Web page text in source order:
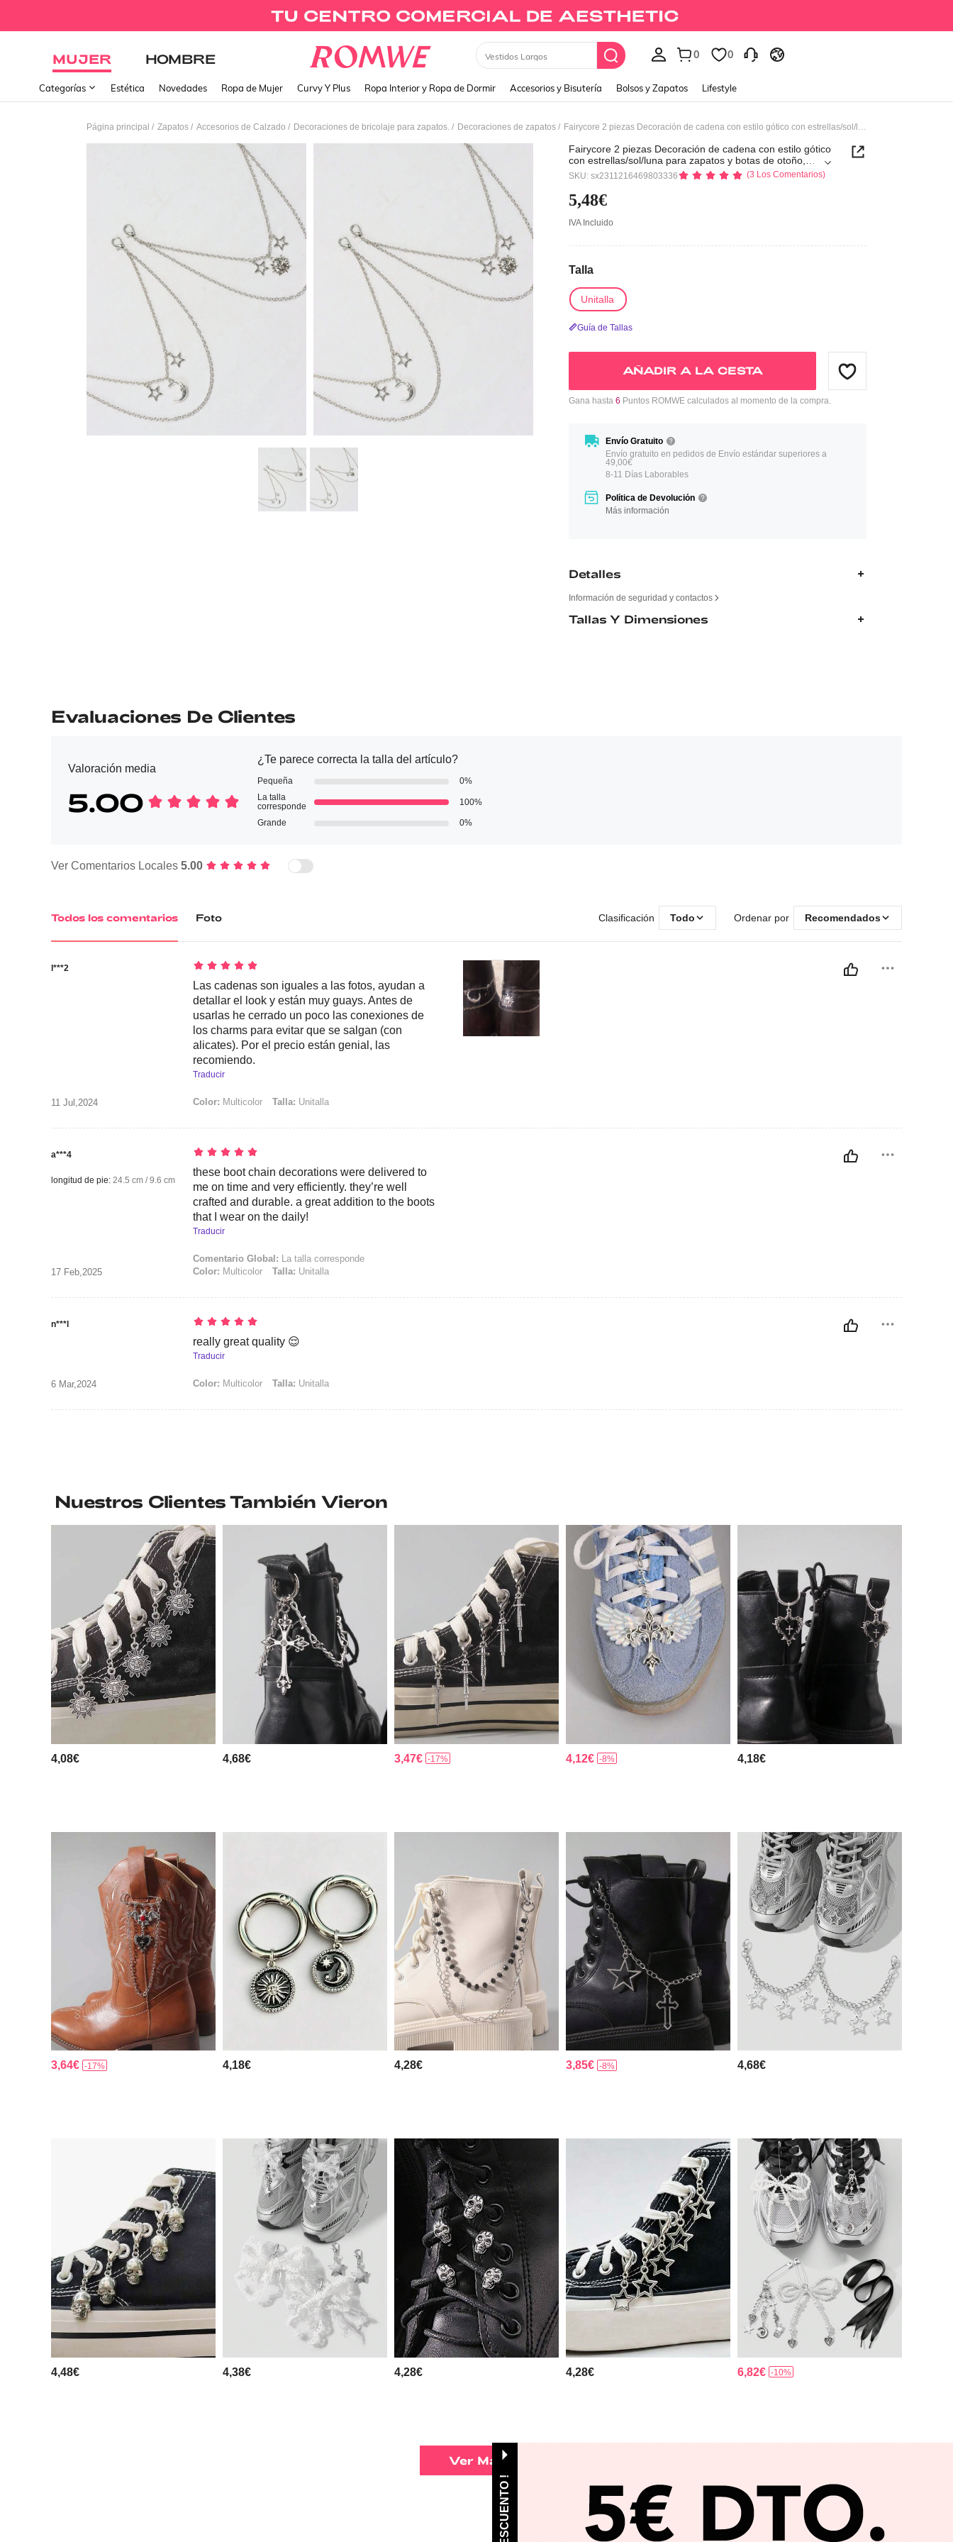
MUJER HOMBRE Monedero 0 0
Categorías Estética Novedades Ropa de Mujer Curvy Y Plus Ropa Interior y Ropa de Dormir Accesorios y Bisutería Bolsos y Zapatos Lifestyle
Página principal / Zapatos / Accesorios de Calzado / Decoraciones de bricolaje para zapatos. / Decoraciones de zapatos / Fairycore 2 piezas Decoración de cadena con estilo gótico con estrellas/sol/luna para zapatos y botas de otoño, Halloween
Fairycore 2 piezas Decoración de cadena con estilo gótico
con estrellas/sol/luna para zapatos y botas de otoño,
Halloween
SKU: sx2311216469803336 (3 Los Comentarios)
5,48€
IVA Incluido
Talla
Unitalla
Guía de Tallas
AÑADIR A LA CESTA
Gana hasta 6 Puntos ROMWE calculados al momento de la compra.
Envío Gratuito
Envío gratuito en pedidos de Envío estándar superiores a
49,00€
8-11 Días Laborables
Política de Devolución
Más información
Detalles
Información de seguridad y contactos
Tallas Y Dimensiones
Evaluaciones De Clientes
Valoración media
5.00
¿Te parece correcta la talla del artículo?
Pequeña
0%
La talla
corresponde
100%
Grande 0%
Ver Comentarios Locales 5.00
Todos los comentarios Foto Clasificación Todo Ordenar por Recomendados
l***2
11 Jul,2024
Las cadenas son iguales a las fotos, ayudan a
detallar el look y están muy guays. Antes de
usarlas he cerrado un poco las conexiones de
los charms para evitar que se salgan (con
alicates). Por el precio están genial, las
recomiendo.
Traducir
Color: Multicolor Talla: Unitalla
a***4
longitud de pie: 24.5 cm / 9.6 cm
17 Feb,2025
these boot chain decorations were delivered to
me on time and very efficiently. they’re well
crafted and durable. a great addition to the boots
that I wear on the daily!
Traducir
Comentario Global: La talla corresponde
Color: Multicolor Talla: Unitalla
n***l
6 Mar,2024
really great quality 😌
Traducir
Color: Multicolor Talla: Unitalla
Nuestros Clientes También Vieron
4,08€ 4,68€ 3,47€ -17% 4,12€ -8% 4,18€
3,64€ -17% 4,18€ 4,28€ 3,85€ -8% 4,68€
4,48€ 4,38€ 4,28€ 4,28€ 6,82€ -10%
Ver Más